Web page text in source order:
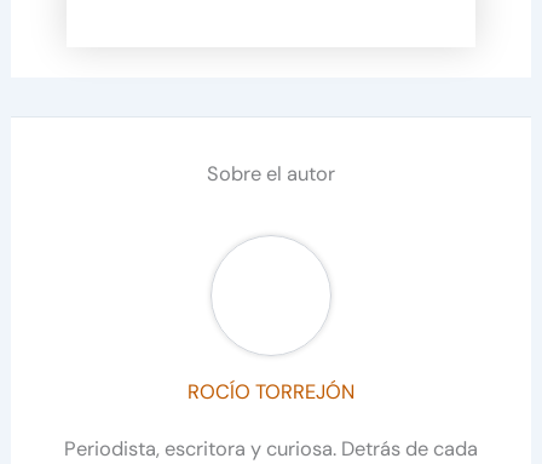
Sobre el autor
ROCÍO TORREJÓN
Periodista, escritora y curiosa. Detrás de cada